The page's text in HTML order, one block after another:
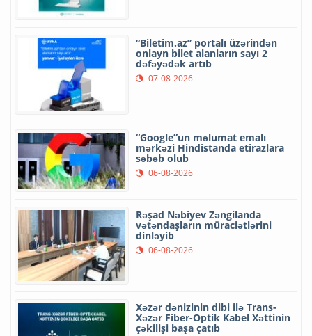
“Biletim.az” portalı üzərindən
onlayn bilet alanların sayı 2
dəfəyədək artıb
07-08-2026
“Google”un məlumat emalı
mərkəzi Hindistanda etirazlara
səbəb olub
06-08-2026
Rəşad Nəbiyev Zəngilanda
vətəndaşların müraciətlərini
dinləyib
06-08-2026
Xəzər dənizinin dibi ilə Trans-
Xəzər Fiber-Optik Kabel Xəttinin
çəkilişi başa çatıb